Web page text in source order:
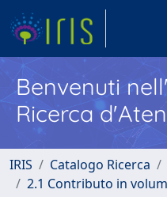
Benvenuti
Ricerca
IRIS Catalogo Ricerca
2.1 Contributo in